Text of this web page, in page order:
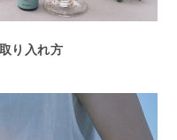
り入れ方